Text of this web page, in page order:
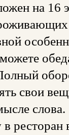
на
свои
слова.